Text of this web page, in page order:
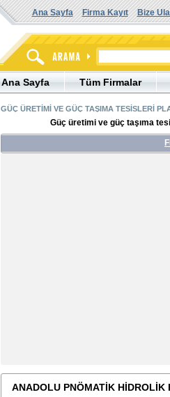
Ana Sayfa Firma Kayıt Bize
Ana Sayfa Tüm Firmalar
GÜÇ ÜRETİMİ VE GÜÇ TAŞIMA TESİSLERİ
Güç üretimi ve güç taşıma
ANADOLU PNÖMATİK HİDROLİK